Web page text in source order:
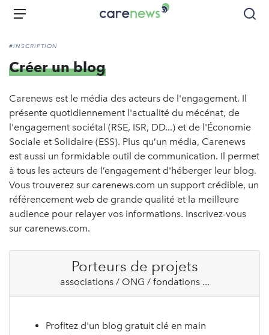
Aller
principal
Carenews,
acteurs
l'engagement
Menu
#INSCRIPTION
Créer un blog
Carenews est le média des acteurs de l'engagement. Il
présente quotidiennement l'actualité du mécénat, de
l'engagement sociétal (RSE, ISR, DD...) et de l'Économie
Sociale et Solidaire (ESS). Plus qu’un média, Carenews
est aussi un formidable outil de communication. Il permet
à tous les acteurs de l’engagement d'héberger leur blog.
Vous trouverez sur carenews.com un support crédible, un
référencement web de grande qualité et la meilleure
audience pour relayer vos informations. Inscrivez-vous
sur carenews.com.
Porteurs de projets
associations / ONG / fondations ...
Profitez d'un blog gratuit clé en main